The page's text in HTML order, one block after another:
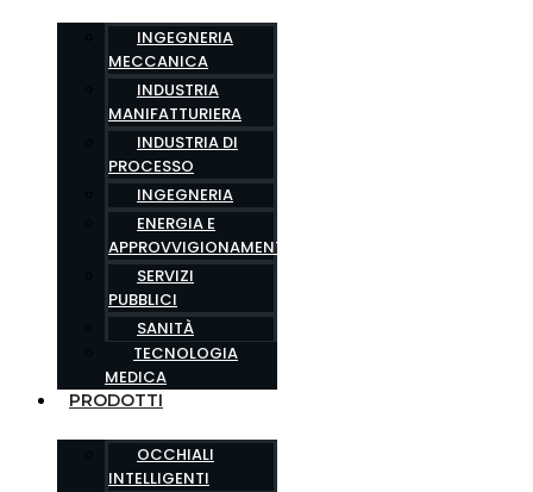
INGEGNERIA
MECCANICA
INDUSTRIA
MANIFATTURIERA
INDUSTRIA DI
PROCESSO
INGEGNERIA
ENERGIA E
APPROVVIGIONAMENTO
SERVIZI
PUBBLICI
SANITÀ
TECNOLOGIA
MEDICA
PRODOTTI
OCCHIALI
INTELLIGENTI